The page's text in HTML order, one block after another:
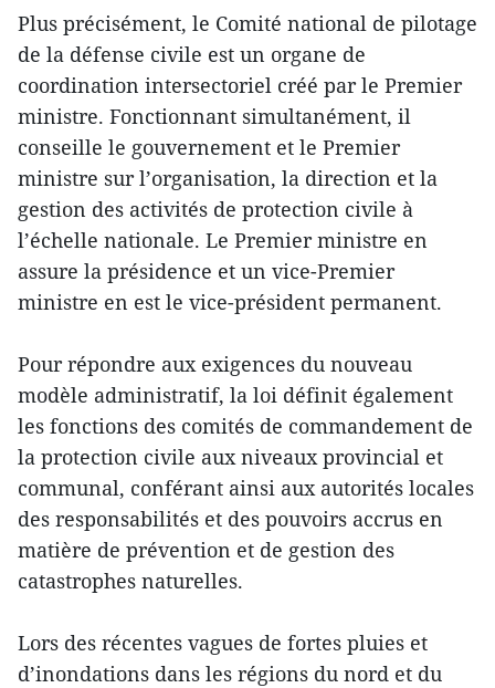
Plus précisément, le Comité national de pilotage
de la défense civile est un organe de
coordination intersectoriel créé par le Premier
ministre. Fonctionnant simultanément, il
conseille le gouvernement et le Premier
ministre sur l’organisation, la direction et la
gestion des activités de protection civile à
l’échelle nationale. Le Premier ministre en
assure la présidence et un vice-Premier
ministre en est le vice-président permanent.
Pour répondre aux exigences du nouveau
modèle administratif, la loi définit également
les fonctions des comités de commandement de
la protection civile aux niveaux provincial et
communal, conférant ainsi aux autorités locales
des responsabilités et des pouvoirs accrus en
matière de prévention et de gestion des
catastrophes naturelles.
Lors des récentes vagues de fortes pluies et
d’inondations dans les régions du nord et du